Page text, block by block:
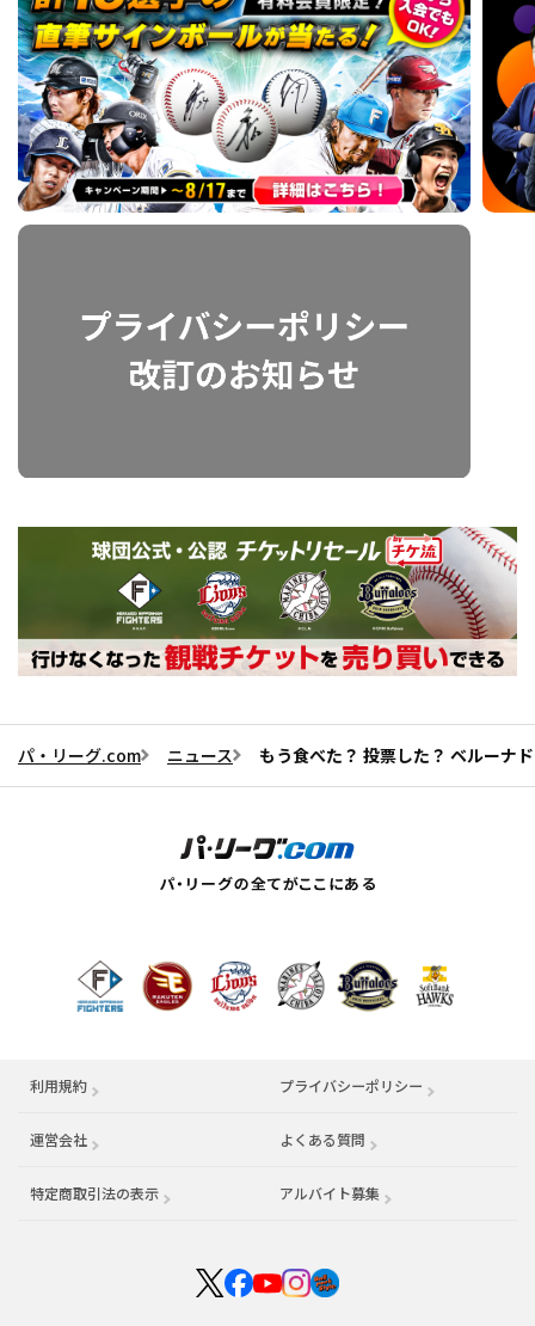
パ・リーグ.com ニュース もう食べた？ 投票した？ ベルーナ
利用規約 プライバシーポリシー
運営会社 （別ウィンドウで開く） よくある質問
特定商取引法の表示 アルバイト募集 （別ウィンドウで開く